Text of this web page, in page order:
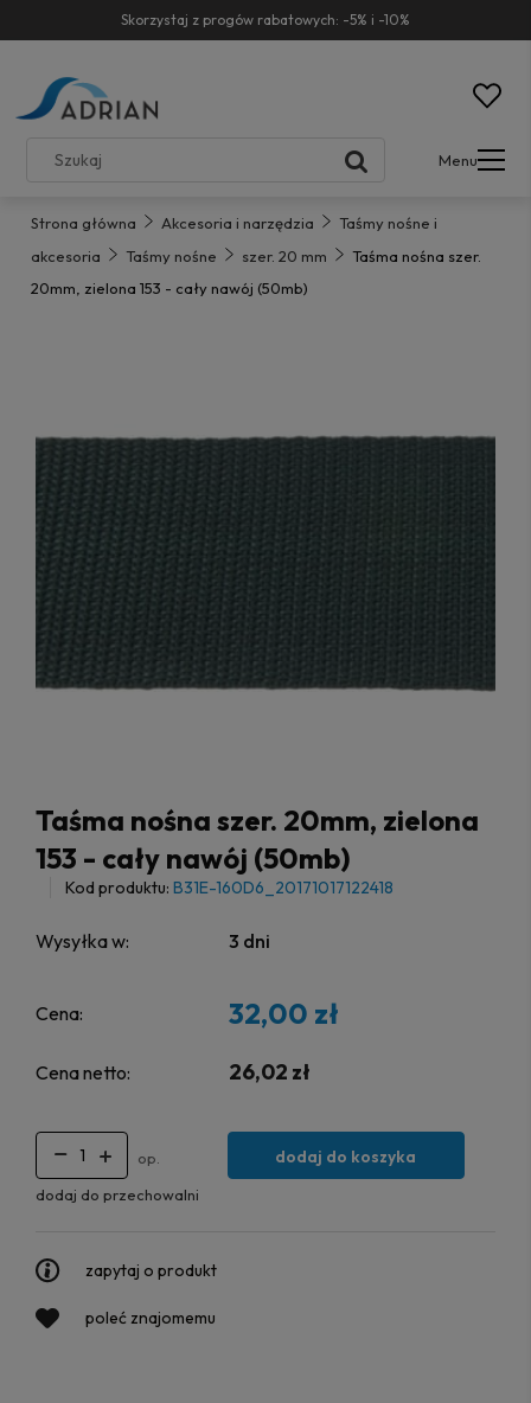
Skorzystaj z progów rabatowych: -5% i -10%
Menu
Strona główna Akcesoria i narzędzia
Taśmy nośne i
akcesoria
Taśmy nośne szer. 20 mm
Taśma nośna szer.
20mm, zielona 153 - cały nawój (50mb)
Taśma nośna szer. 20mm, zielona
153 - cały nawój (50mb)
Kod produktu: B31E-160D6_20171017122418
Wysyłka w: 3 dni
Cena: 32,00 zł
Cena netto: 26,02 zł
op. dodaj do koszyka
dodaj do przechowalni
zapytaj o produkt
poleć znajomemu